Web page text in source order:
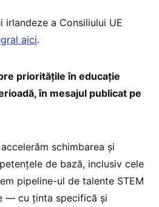
irlandeze a Consiliului UE
aici.
prioritățile în educație
în mesajul publicat pe
schimbarea și
de bază, inclusiv cele
pipeline-ul de talente STEM
— cu ținta specifică și